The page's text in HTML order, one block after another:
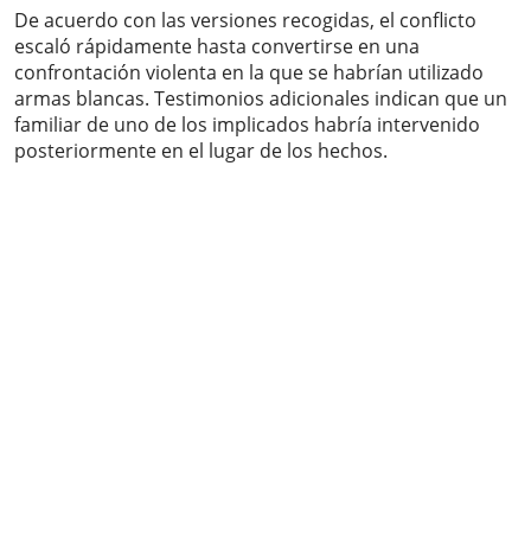
De acuerdo con las versiones recogidas, el conflicto
escaló rápidamente hasta convertirse en una
confrontación violenta en la que se habrían utilizado
armas blancas. Testimonios adicionales indican que un
familiar de uno de los implicados habría intervenido
posteriormente en el lugar de los hechos.